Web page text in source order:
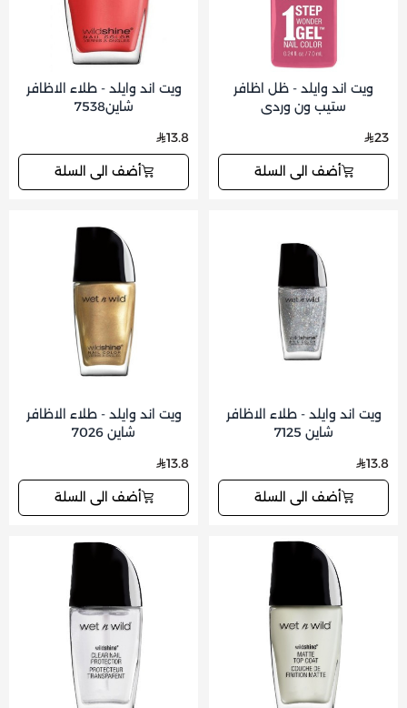
ويت اند وايلد - ظل اظافر
ستيب ون وردي
23
أضف الى السلة
ويت اند وايلد - طلاء الاظافر
شاين7538
13.8
أضف الى السلة
ويت اند وايلد - طلاء الاظافر
شاين 7125
13.8
أضف الى السلة
ويت اند وايلد - طلاء الاظافر
شاين 7026
13.8
أضف الى السلة